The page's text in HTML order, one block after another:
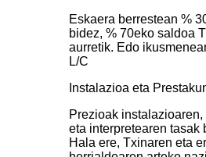
Eskaera berrestean %
bidez, % 70eko saldoa
aurretik. Edo
L/C
Instalazioa eta
Prezioak
eta interpretearen tasak
Hala ere, Txinaren eta